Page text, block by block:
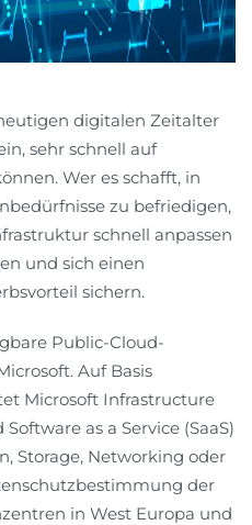
digitalen Zeitalter
sehr schnell auf
Wer es schafft, in
zu befriedigen,
schnell anpassen
und sich einen
sichern.
Public-Cloud-
Auf Basis
Microsoft Infrastructure
as a Service (SaaS)
Storage, Networking oder
der
in West Europa und